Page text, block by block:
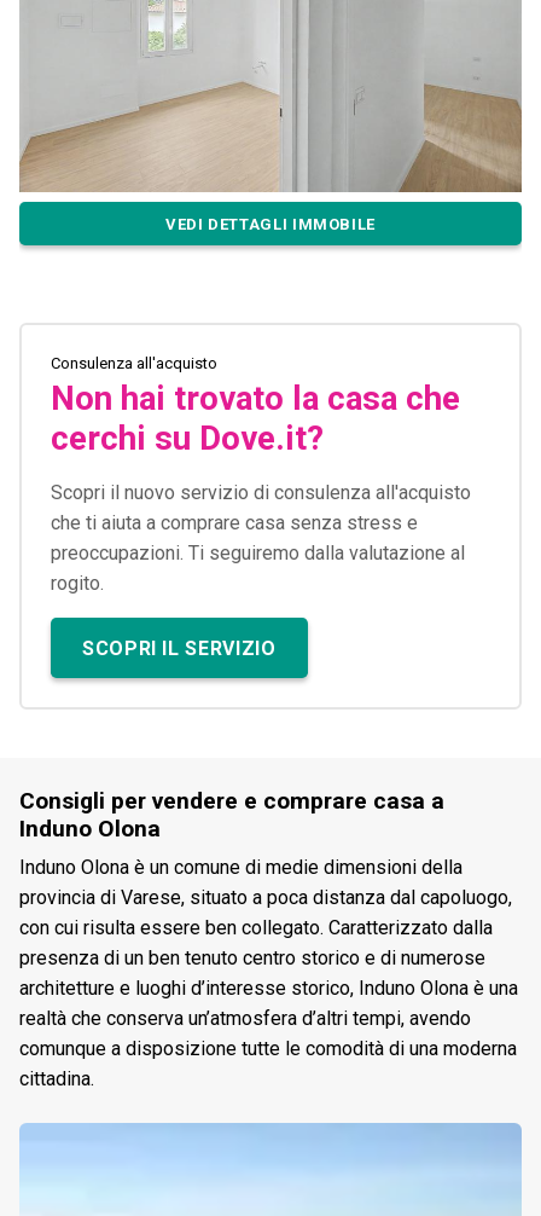
VEDI DETTAGLI IMMOBILE
Consulenza all'acquisto
Non hai trovato la casa che
cerchi su Dove.it?
Scopri il nuovo servizio di consulenza all'acquisto
che ti aiuta a comprare casa senza stress e
preoccupazioni. Ti seguiremo dalla valutazione al
rogito.
SCOPRI IL SERVIZIO
Consigli per vendere e comprare casa a
Induno Olona
Induno Olona è un comune di medie dimensioni della
provincia di Varese, situato a poca distanza dal capoluogo,
con cui risulta essere ben collegato. Caratterizzato dalla
presenza di un ben tenuto centro storico e di numerose
architetture e luoghi d’interesse storico, Induno Olona è una
realtà che conserva un’atmosfera d’altri tempi, avendo
comunque a disposizione tutte le comodità di una moderna
cittadina.